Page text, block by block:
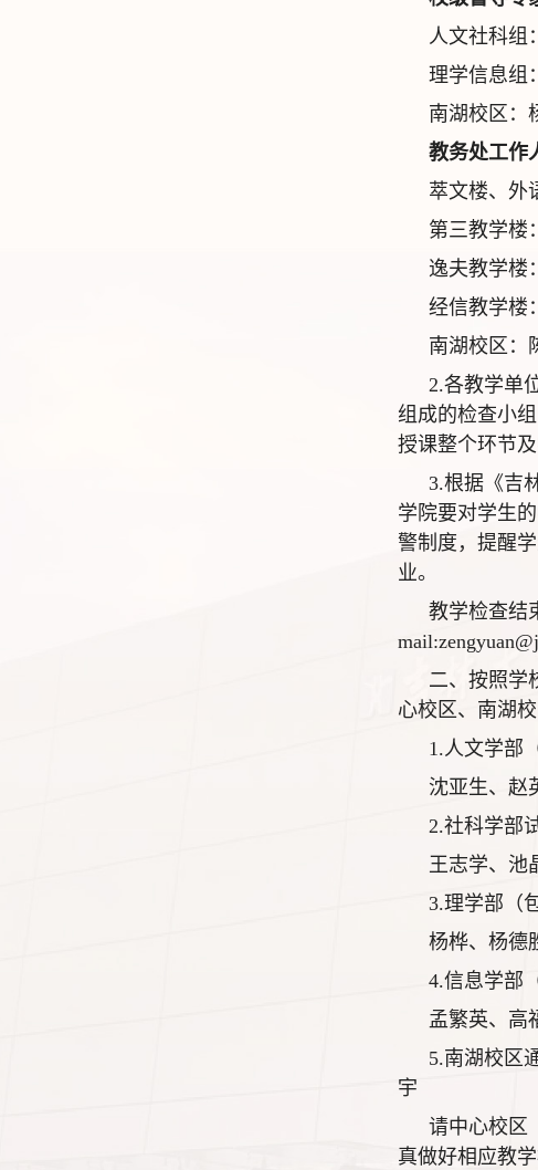
人文社科组
理学信息组
南湖校区：
教务处工作
萃文楼、外
第三教学楼
逸夫教学楼
经信教学楼
南湖校区：
2.各教学单
组成的检查小
授课整个环节
3.根据《吉
学院要对学生
警制度，提醒
业。
教学检查结
二、按照学
心校区、南湖
1.人文学部
沈亚生、赵
2.社科学部
王志学、池
3.理学部（
杨桦、杨德
4.信息学部
孟繁英、高
5.南湖校区
宇
请中心校区
真做好相应教